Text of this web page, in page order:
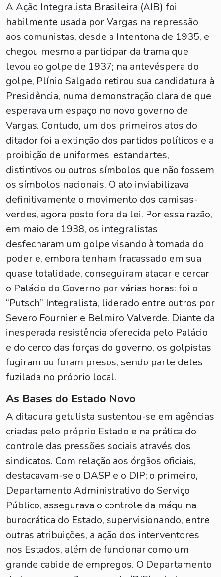
A Ação Integralista Brasileira (AIB) foi
habilmente usada por Vargas na repressão
aos comunistas, desde a Intentona de 1935, e
chegou mesmo a participar da trama que
levou ao golpe de 1937; na antevéspera do
golpe, Plínio Salgado retirou sua candidatura à
Presidência, numa demonstração clara de que
esperava um espaço no novo governo de
Vargas. Contudo, um dos primeiros atos do
ditador foi a extinção dos partidos políticos e a
proibição de uniformes, estandartes,
distintivos ou outros símbolos que não fossem
os símbolos nacionais. O ato inviabilizava
definitivamente o movimento dos camisas-
verdes, agora posto fora da lei. Por essa razão,
em maio de 1938, os integralistas
desfecharam um golpe visando à tomada do
poder e, embora tenham fracassado em sua
quase totalidade, conseguiram atacar e cercar
o Palácio do Governo por várias horas: foi o
“Putsch” Integralista, liderado entre outros por
Severo Fournier e Belmiro Valverde. Diante da
inesperada resistência oferecida pelo Palácio
e do cerco das forças do governo, os golpistas
fugiram ou foram presos, sendo parte deles
fuzilada no próprio local.
As Bases do Estado Novo
A ditadura getulista sustentou-se em agências
criadas pelo próprio Estado e na prática do
controle das pressões sociais através dos
sindicatos. Com relação aos órgãos oficiais,
destacavam-se o DASP e o DIP; o primeiro,
Departamento Administrativo do Serviço
Público, assegurava o controle da máquina
burocrática do Estado, supervisionando, entre
outras atribuições, a ação dos interventores
nos Estados, além de funcionar como um
grande cabide de empregos. O Departamento